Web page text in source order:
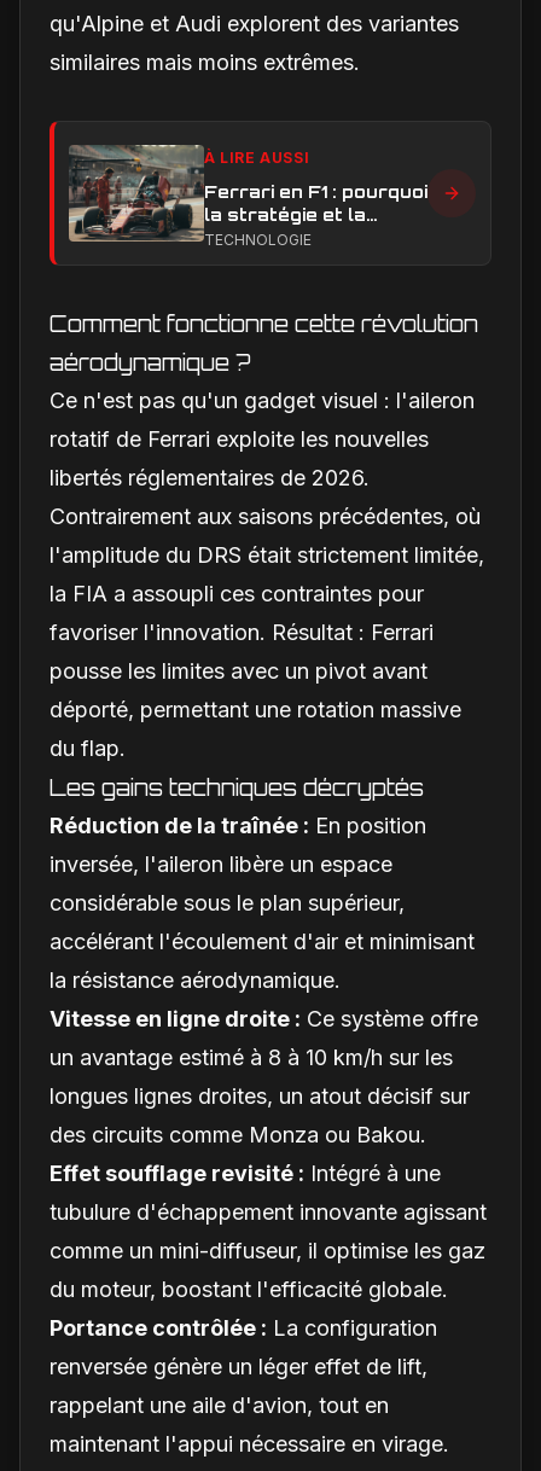
qu'Alpine et Audi explorent des variantes
similaires mais moins extrêmes.
À LIRE AUSSI
Ferrari en F1 : pourquoi
la stratégie et la
technique sont sous
TECHNOLOGIE
Comment fonctionne cette révolution
aérodynamique ?
Ce n'est pas qu'un gadget visuel : l'aileron
rotatif de Ferrari exploite les nouvelles
libertés réglementaires de 2026.
Contrairement aux saisons précédentes, où
l'amplitude du DRS était strictement limitée,
la FIA a assoupli ces contraintes pour
favoriser l'innovation. Résultat : Ferrari
pousse les limites avec un pivot avant
déporté, permettant une rotation massive
du flap.
Les gains techniques décryptés
Réduction de la traînée : En position
inversée, l'aileron libère un espace
considérable sous le plan supérieur,
accélérant l'écoulement d'air et minimisant
la résistance aérodynamique.
Vitesse en ligne droite : Ce système offre
un avantage estimé à 8 à 10 km/h sur les
longues lignes droites, un atout décisif sur
des circuits comme Monza ou Bakou.
Effet soufflage revisité : Intégré à une
tubulure d'échappement innovante agissant
comme un mini-diffuseur, il optimise les gaz
du moteur, boostant l'efficacité globale.
Portance contrôlée : La configuration
renversée génère un léger effet de lift,
rappelant une aile d'avion, tout en
maintenant l'appui nécessaire en virage.